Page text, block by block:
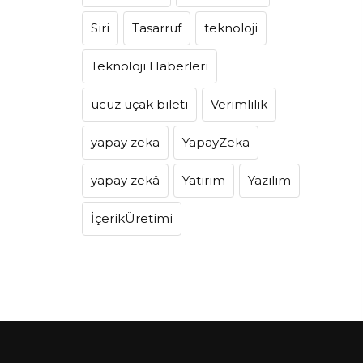
Siri Tasarruf teknoloji
Teknoloji Haberleri
ucuz uçak bileti Verimlilik
yapay zeka YapayZeka
yapay zekâ Yatırım Yazılım
İçerikÜretimi